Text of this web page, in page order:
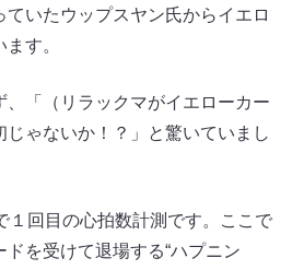
いたウップスヤン氏からイエロ
す。
、「（リラックマがイエローカー
じゃないか！？」と驚いていまし
１回目の心拍数計測です。ここで
を受けて退場する“ハプニン